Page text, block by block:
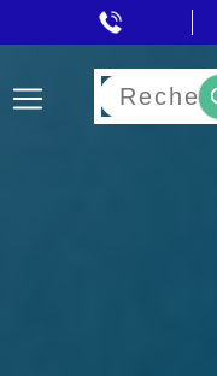
Rechercher